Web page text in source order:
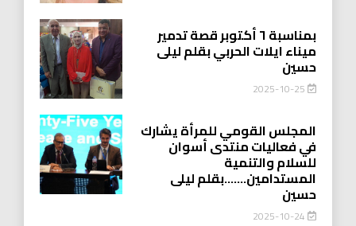
بمناسبة ٦ أكتوبر قصة تدمير
ميناء ايلات الحربي بقلم ليلى
حسين
2025-10-25
المجلس القومي للمرأة يشارك
في فعاليات منتدى أسوان
للسلام والتنمية
المستدامين…….بقلم ليلى
حسين
2025-10-24